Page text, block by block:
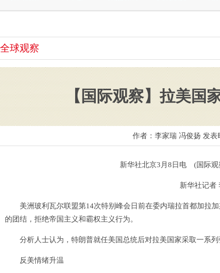
全球观察
【国际观察】拉美国
作者：李家瑞 冯俊扬 发表
新华社北京3月8日电 (国际观
新华社记者
美洲玻利瓦尔联盟第14次特别峰会日前在委内瑞拉首都加拉加
的团结，拒绝帝国主义和霸权主义行为。
分析人士认为，特朗普就任美国总统后对拉美国家采取一系列
反美情绪升温